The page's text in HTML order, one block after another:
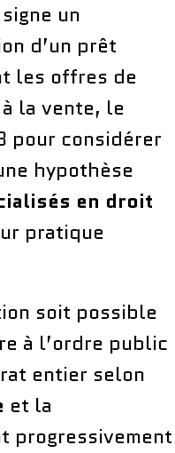
un
d’un prêt
les offres de
la vente, le
pour considérer
hypothèse
en droit
pratique
soit possible
à l’ordre public
entier selon
et la
progressivement